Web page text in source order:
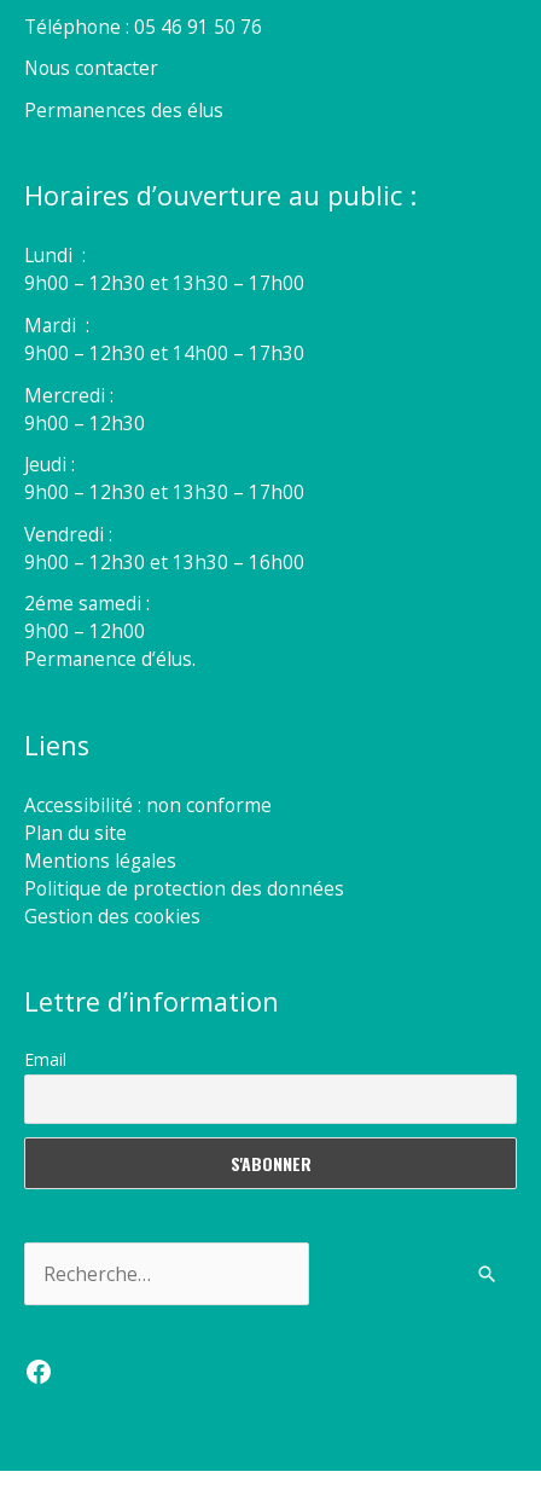
Téléphone : 05 46 91 50 76
Nous contacter
Permanences des élus
Horaires d’ouverture au public :
Lundi :
9h00 – 12h30 et 13h30 – 17h00
Mardi :
9h00 – 12h30 et 14h00 – 17h30
Mercredi :
9h00 – 12h30
Jeudi :
9h00 – 12h30 et 13h30 – 17h00
Vendredi :
9h00 – 12h30 et 13h30 – 16h00
2éme samedi :
9h00 – 12h00
Permanence d’élus.
Liens
Accessibilité : non conforme
Plan du site
Mentions légales
Politique de protection des données
Gestion des cookies
Lettre d’information
Email
Facebook